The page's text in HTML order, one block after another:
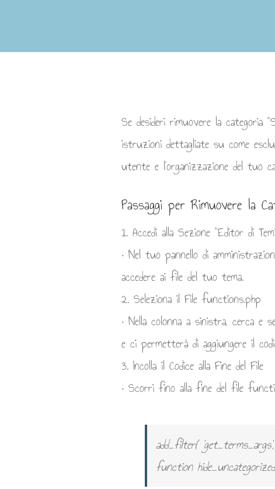
Se desideri rimuovere la categoria
istruzioni dettagliate su come
utente e l'organizzazione del tuo
Passaggi per Rimuovere la
1. Accedi alla Sezione "Editor di
• Nel tuo pannello di
accedere ai file del tuo tema.
2. Seleziona il File functions.php
• Nella colonna a sinistra, cerca
e ci permetterà di aggiungere il
3. Incolla il Codice alla Fine del File
• Scorri fino alla fine del file
add_filter(
function